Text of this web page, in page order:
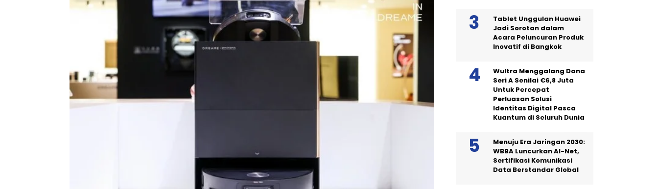
Tablet Unggulan Huawei
Jadi Sorotan dalam
Acara Peluncuran Produk
Inovatif di Bangkok
Wultra Menggalang Dana
Seri A Senilai €6,8 Juta
Untuk Percepat
Perluasan Solusi
Identitas Digital Pasca
Kuantum di Seluruh Dunia
Menuju Era Jaringan 2030:
WBBA Luncurkan AI-Net,
Sertifikasi Komunikasi
Data Berstandar Global